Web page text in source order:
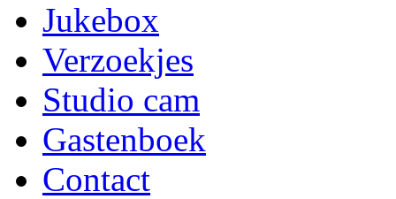
Jukebox
Verzoekjes
Studio cam
Gastenboek
Contact